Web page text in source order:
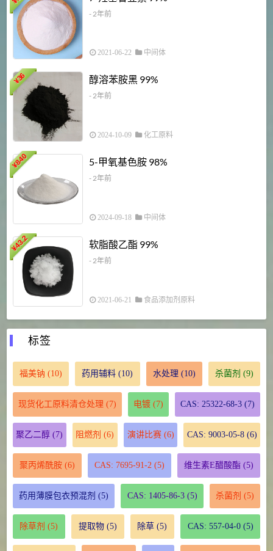
- 2年前
2021-06-22 中间体
¥
36 醇溶苯胺黑 99%
- 2年前
2024-10-09 化工原料
¥
840 5-甲氧基色胺 98%
- 2年前
2024-09-18 中间体
¥
43.2 软脂酸乙酯 99%
- 2年前
2021-06-21 食品添加剂原料
标签
福美钠 (10) 药用辅料 (10) 水处理 (10) 杀菌剂 (9)
现货化工原料清仓处理 (7) 电镀 (7) CAS: 25322-68-3 (7)
聚乙二醇 (7) 阻燃剂 (6) 演讲比赛(6) CAS: 9003-05-8(6)
聚丙烯酰胺(6) CAS: 7695-91-2 (5) 维生素E醋酸酯 (5)
药用薄膜包衣预混剂 (5) CAS: 1405-86-3(5) 杀菌剂 (5)
除草剂 (5) 提取物(5) 除草 (5) CAS: 557-04-0(5)